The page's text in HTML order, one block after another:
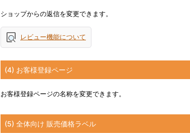
ショップからの返信を変更できます。
レビュー機能について
(4) お客様登録ページ
お客様登録ページの名称を変更できます。
(5) 全体向け 販売価格ラベル